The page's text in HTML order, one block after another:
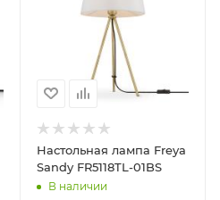
Настольная лампа Freya
Sandy FR5118TL-01BS
В наличии